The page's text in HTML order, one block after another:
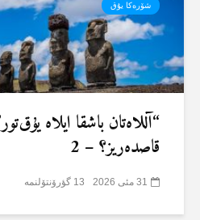
شۆرەکا یۇق
“آللاەتان باشقا ایلاە
قاصدەریز؟ – 2
31 مئی 2026 13 گؤرۆنتۆلنمە